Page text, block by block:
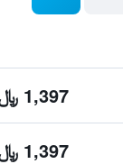
1,397 ﷼
1,397 ﷼